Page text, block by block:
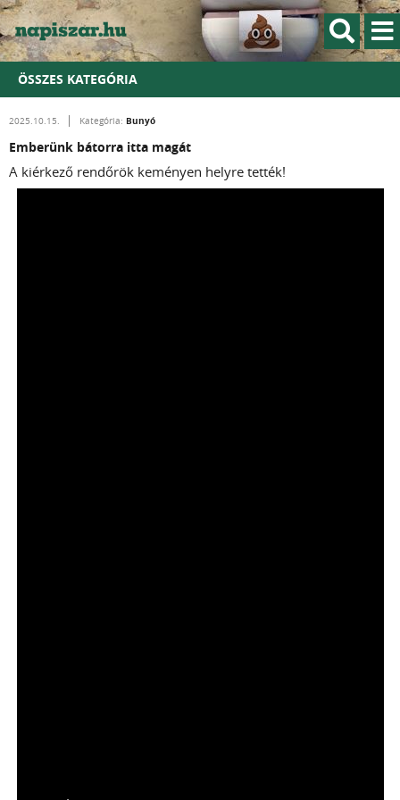
ÖSSZES KATEGÓRIA
2025.10.15. Kategória: Bunyó
Emberünk bátorra itta magát
A kiérkező rendőrök keményen helyre tették!